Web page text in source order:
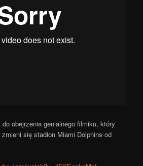
obejrzenia genialnego filmiku, który
się stadion Miami Dolphins od